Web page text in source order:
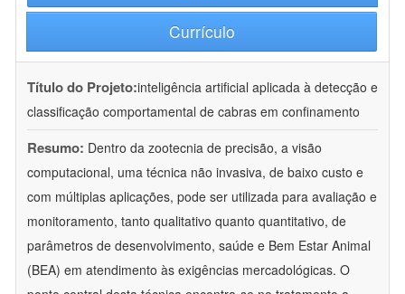
Currículo
Título do Projeto:inteligência artificial aplicada à detecção e
classificação comportamental de cabras em confinamento
Resumo: Dentro da zootecnia de precisão, a visão
computacional, uma técnica não invasiva, de baixo custo e
com múltiplas aplicações, pode ser utilizada para avaliação e
monitoramento, tanto qualitativo quanto quantitativo, de
parâmetros de desenvolvimento, saúde e Bem Estar Animal
(BEA) em atendimento às exigências mercadológicas. O